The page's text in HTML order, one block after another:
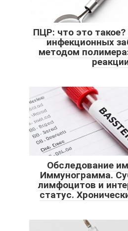
ПЦР: что это
инфекционных
методом
Обследование
Иммунограмма.
лимфоцитов и
статус.